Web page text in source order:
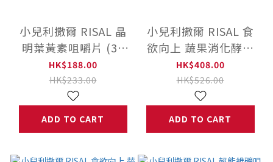
小兒利撒爾 RISAL 晶
明葉黃素咀嚼片 (36
片) ◇游離型葉黃素 好
吸收◇
HK$188.00
HK$233.00
ADD TO CART
小兒利撒爾 RISAL 食
欲向上 蔬果消化酵素
(45入)
HK$408.00
HK$526.00
ADD TO CART